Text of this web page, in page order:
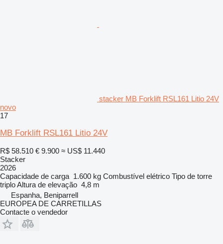
stacker MB Forklift RSL161 Litio 24V
novo
17
MB Forklift RSL161 Litio 24V
R$ 58.510 € 9.900 ≈ US$ 11.440
Stacker
2026
Capacidade de carga 1.600 kg Combustível elétrico Tipo de torre
triploAltura de elevação 4,8 m
Espanha, Beniparrell
EUROPEA DE CARRETILLAS
Contacte o vendedor